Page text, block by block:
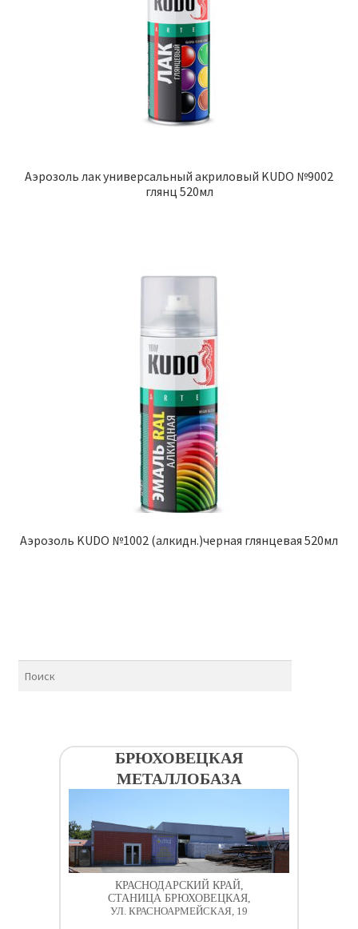
Аэрозоль лак универсальный акриловый KUDO №9002
глянц 520мл
Аэрозоль KUDO №1002 (алкидн.)черная глянцевая 520мл
БРЮХОВЕЦКАЯ
МЕТАЛЛОБАЗА
КРАСНОДАРСКИЙ КРАЙ,
СТАНИЦА БРЮХОВЕЦКАЯ,
УЛ. КРАСНОАРМЕЙСКАЯ, 19